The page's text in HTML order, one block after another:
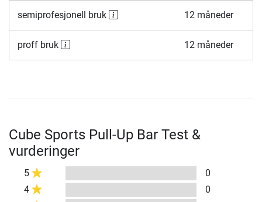
semiprofesjonell bruk 12 måneder
proff bruk 12 måneder
Cube Sports Pull-Up Bar Test &
vurderinger
5
0
4
0